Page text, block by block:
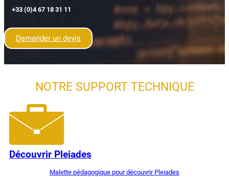
+33 (0)4 67 18 31 11
Demander un devis
NOTRE SUPPORT TECHNIQUE
Découvrir Pleiades
Malette pédagogique pour découvrir Pleiades